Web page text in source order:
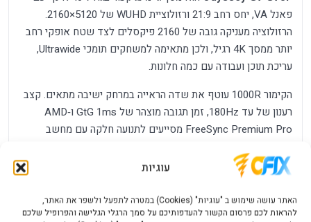
עוגיות
האתר עושה שימוש ב "עוגיות" (Cookies) במטרה לתפעל ולשפר את האתר,
להראות לכם פרסום הקשור להעדפותיכם על סמך הרגלי הגלישה והפרופיל שלכם
פאנל VA, יחס רחב 21:9 ורזולוציית WUHD של 5120×2160.
הרזולוציה מעניקה גובה של 2160 פיקסלים לצד שטח אופקי רחב
יותר ממסך 4K רגיל, ולכן מתאימה למשחקים תומכי Ultrawide,
עריכת תוכן ועבודה עם כמה חלונות.
הקימור 1000R עוטף את שדה הראייה במרחק ישיבה מתאים. קצב
רענון של עד 180Hz, זמן תגובה מוצהר של 1ms ‏GtG ו‑AMD
FreeSync Premium Pro מסייעים לתנועה חלקה עם מחשב
יציאה, כבל וכרטיס מסך שתומכים ברוחב הפס המתאים.
HDR, ניגודיות ותמונה